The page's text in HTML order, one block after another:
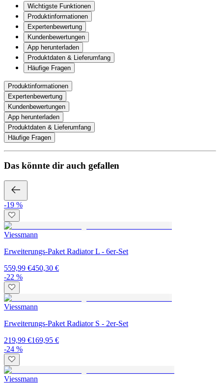
Wichtigste Funktionen
Produktinformationen
Expertenbewertung
Kundenbewertungen
App herunterladen
Produktdaten & Lieferumfang
Häufige Fragen
Produktinformationen
Expertenbewertung
Kundenbewertungen
App herunterladen
Produktdaten & Lieferumfang
Häufige Fragen
Das könnte dir auch gefallen
-19 %
Viessmann
Erweiterungs-Paket Radiator L - 6er-Set
559,99 €450,30 €
-22 %
Viessmann
Erweiterungs-Paket Radiator S - 2er-Set
219,99 €169,95 €
-24 %
Viessmann